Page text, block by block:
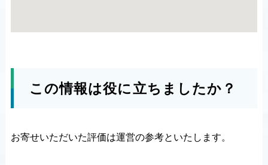
この情報は役に立ちましたか？
お寄せいただいた評価は運営の参考といたします。